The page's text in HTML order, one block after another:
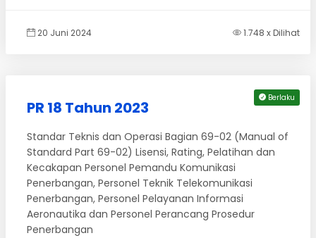
20 Juni 2024 1.748 x Dilihat
Berlaku
PR 18 Tahun 2023
Standar Teknis dan Operasi Bagian 69-02 (Manual of
Standard Part 69-02) Lisensi, Rating, Pelatihan dan
Kecakapan Personel Pemandu Komunikasi
Penerbangan, Personel Teknik Telekomunikasi
Penerbangan, Personel Pelayanan Informasi
Aeronautika dan Personel Perancang Prosedur
Penerbangan